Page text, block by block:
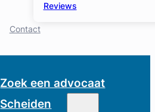
Reviews
Contact
Zoek een advocaat
Scheiden